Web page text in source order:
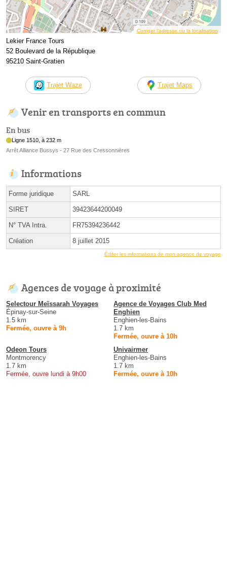
Corriger l’adresse ou la localisation
Lekier France Tours
52 Boulevard de la République
95210 Saint-Gratien
Trajet Waze Trajet Maps
Venir en transports en commun
En bus
Ligne 1510, à 232 m
Arrêt Alliance Bussys - 27 Rue des Cressonnières
Informations
Forme juridique SARL
SIRET 39423644200049
N° TVA Intra. FR75394236442
Création 8 juillet 2015
Éditer les informations de mon agence de voyage
Agences de voyage à proximité
Selectour Meïssarah Voyages
Épinay-sur-Seine
1.5 km
Fermée, ouvre à 9h
Agence de Voyages Club Med
Enghien
Enghien-les-Bains
1.7 km
Fermée, ouvre à 10h
Odeon Tours
Montmorency
1.7 km
Fermée, ouvre lundi à 9h00
Univairmer
Enghien-les-Bains
1.7 km
Fermée, ouvre à 10h